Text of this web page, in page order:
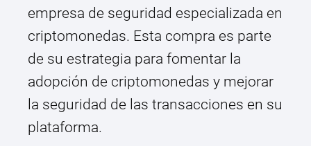
empresa de seguridad especializada en
criptomonedas. Esta compra es parte
de su estrategia para fomentar la
adopción de criptomonedas y mejorar
la seguridad de las transacciones en su
plataforma.